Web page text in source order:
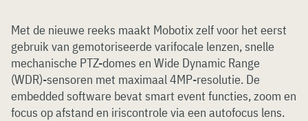
Met de nieuwe reeks maakt Mobotix zelf voor het eerst
gebruik van gemotoriseerde varifocale lenzen, snelle
mechanische PTZ-domes en Wide Dynamic Range
(WDR)-sensoren met maximaal 4MP-resolutie. De
embedded software bevat smart event functies, zoom en
focus op afstand en iriscontrole via een autofocus lens.